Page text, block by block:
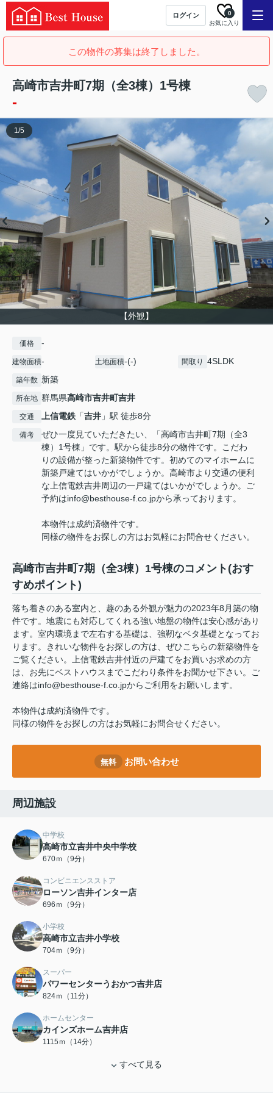
ログイン
お気に入り
0
この物件の募集は終了しました。
高崎市吉井町7期（全3棟）1号棟
-
【外観】
1/5
価格 -
建物面積- 土地面積-(-) 間取り 4SLDK
築年数 新築
所在地 群馬県高崎市吉井町吉井
交通 上信電鉄 「吉井 」駅 徒歩8分
備考
ぜひ一度見ていただきたい、「高崎市吉井町7期（全3
棟）1号棟」です。駅から徒歩8分の物件です。こだわ
りの設備が整った新築物件です。初めてのマイホームに
新築戸建てはいかがでしょうか。高崎市より交通の便利
な上信電鉄吉井周辺の一戸建てはいかがでしょうか。ご
予約はinfo@besthouse-f.co.jpから承っております。
本物件は成約済物件です。
同様の物件をお探しの方はお気軽にお問合せください。
高崎市吉井町7期（全3棟）1号棟のコメント(おす
すめポイント)
落ち着きのある室内と、趣のある外観が魅力の2023年8月築の物
件です。地震にも対応してくれる強い地盤の物件は安心感があり
ます。室内環境まで左右する基礎は、強靭なベタ基礎となってお
ります。きれいな物件をお探しの方は、ぜひこちらの新築物件を
ご覧ください。上信電鉄吉井付近の戸建てをお買いお求めの方
は、お先にベストハウスまでこだわり条件をお聞かせ下さい。ご
連絡はinfo@besthouse-f.co.jpからご利用をお願いします。
本物件は成約済物件です。
同様の物件をお探しの方はお気軽にお問合せください。
無料 お問い合わせ
周辺施設
中学校
高崎市立吉井中央中学校
670ｍ（9分）
コンビニエンスストア
ローソン吉井インター店
696ｍ（9分）
小学校
高崎市立吉井小学校
704ｍ（9分）
スーパー
パワーセンターうおかつ吉井店
824ｍ（11分）
ホームセンター
カインズホーム吉井店
1115ｍ（14分）
すべて見る